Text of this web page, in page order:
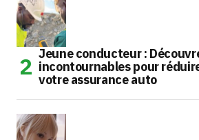
Jeune conducteur :
incontournables pour
votre assurance auto